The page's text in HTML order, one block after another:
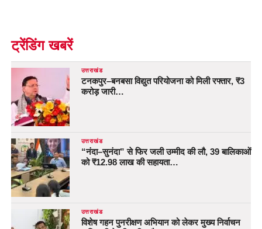
ट्रेंडिंग खबरें
उत्तराखंड
टनकपुर–बनबसा विद्युत परियोजना को मिली रफ्तार, ₹3
करोड़ जारी…
उत्तराखंड
“नंदा–सुनंदा” से फिर जली उम्मीद की लौ, 39 बालिकाओं
को ₹12.98 लाख की सहायता…
उत्तराखंड
विशेष गहन पुनरीक्षण अभियान को लेकर मुख्य निर्वाचन